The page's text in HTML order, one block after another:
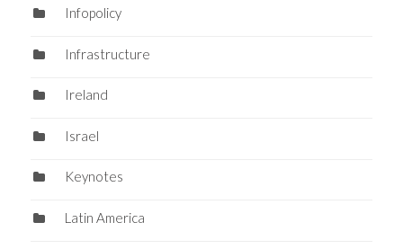
Infopolicy
Infrastructure
Ireland
Israel
Keynotes
Latin America